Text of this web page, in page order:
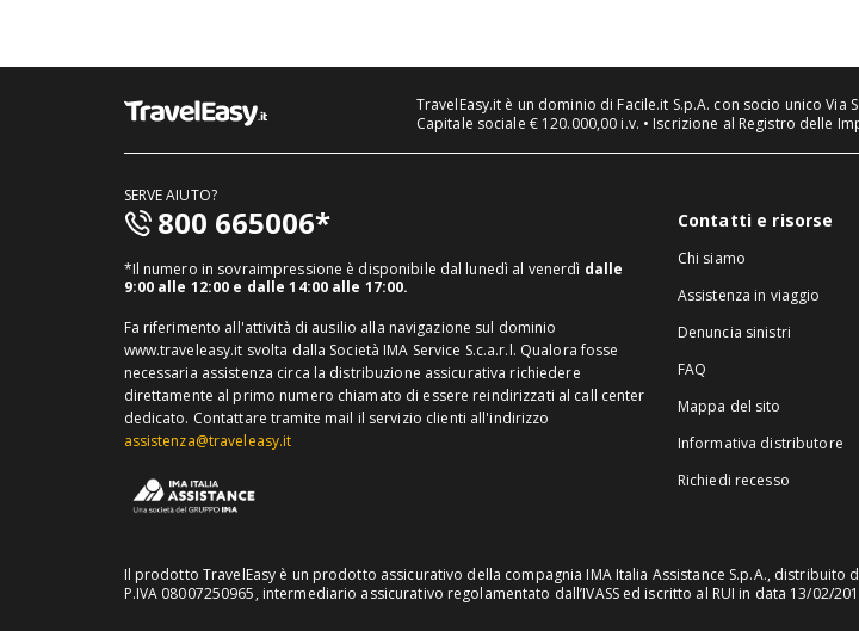
TravelEasy.it è un dominio di Facile.it S.p.A. con socio unico Via
Capitale sociale € 120.000,00 i.v. • Iscrizione al Registro delle
SERVE AIUTO?
800 665006*
*Il numero in sovraimpressione è disponibile dal lunedì al venerdì dalle
9:00 alle 12:00 e dalle 14:00 alle 17:00.
Fa riferimento all'attività di ausilio alla navigazione sul dominio
www.traveleasy.it svolta dalla Società IMA Service S.c.a.r.l. Qualora fosse
necessaria assistenza circa la distribuzione assicurativa richiedere
direttamente al primo numero chiamato di essere reindirizzati al call center
dedicato. Contattare tramite mail il servizio clienti all'indirizzo
assistenza@traveleasy.it
Contatti e risorse
Chi siamo
Assistenza in viaggio
Denuncia sinistri
FAQ
Mappa del sito
Informativa distributore
Richiedi recesso
Il prodotto TravelEasy è un prodotto assicurativo della compagnia IMA Italia Assistance S.p.A., distribuito
P.IVA 08007250965, intermediario assicurativo regolamentato dall’IVASS ed iscritto al RUI in data 13/02/